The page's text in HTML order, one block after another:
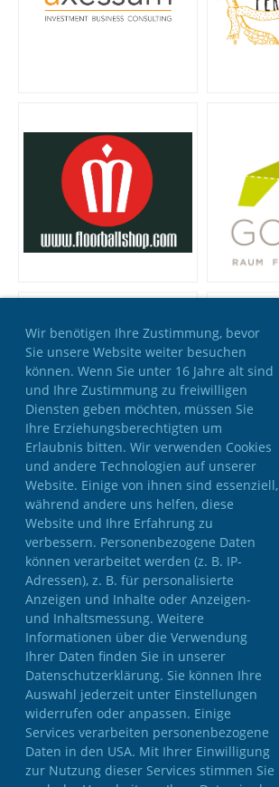
Wir benötigen Ihre Zustimmung, bevor
Sie unsere Website weiter besuchen
können. Wenn Sie unter 16 Jahre alt sind
und Ihre Zustimmung zu freiwilligen
Diensten geben möchten, müssen Sie
Ihre Erziehungsberechtigten um
Erlaubnis bitten. Wir verwenden Cookies
und andere Technologien auf unserer
Website. Einige von ihnen sind essenziell,
während andere uns helfen, diese
Website und Ihre Erfahrung zu
verbessern. Personenbezogene Daten
können verarbeitet werden (z. B. IP-
Adressen), z. B. für personalisierte
Anzeigen und Inhalte oder Anzeigen-
und Inhaltsmessung. Weitere
Informationen über die Verwendung
Ihrer Daten finden Sie in unserer
Datenschutzerklärung. Sie können Ihre
Auswahl jederzeit unter Einstellungen
widerrufen oder anpassen. Einige
Services verarbeiten personenbezogene
Daten in den USA. Mit Ihrer Einwilligung
zur Nutzung dieser Services stimmen Sie